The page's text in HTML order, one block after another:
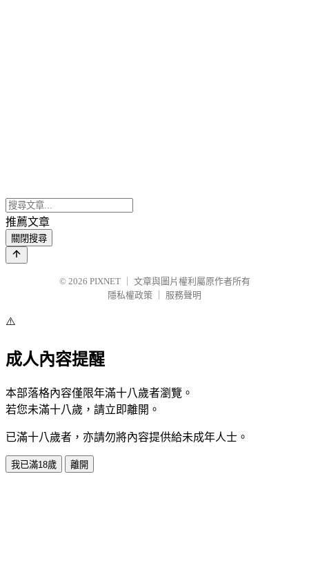
推薦文章
關閉搜尋
© 2026 PIXNET
文章與圖片權利屬原作者所有
隱私權政策
服務聲明
⚠️
成人內容提醒
本部落格內容僅限年滿十八歲者瀏覽。
若您未滿十八歲，請立即離開。
已滿十八歲者，亦請勿將內容提供給未成年人士。
我已滿18歲 離開